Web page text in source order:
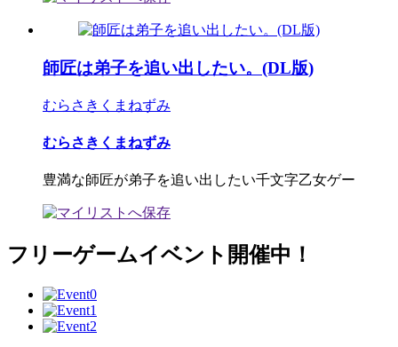
師匠は弟子を追い出したい。(DL版)
むらさきくまねずみ
むらさきくまねずみ
豊満な師匠が弟子を追い出したい千文字乙女ゲー
フリーゲームイベント開催中！